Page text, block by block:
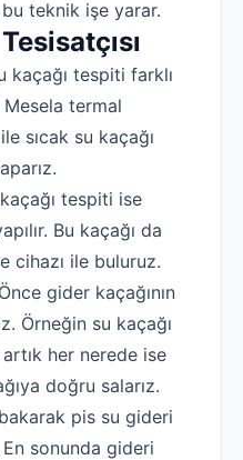
teknik işe yarar.
kaçağı tespiti farklı
termal
sıcak su kaçağı
tespiti ise
Bu kaçağı da
cihazı ile buluruz.
gider kaçağının
Örneğin su kaçağı
her nerede ise
doğru salarız.
pis su gideri
sonunda gideri